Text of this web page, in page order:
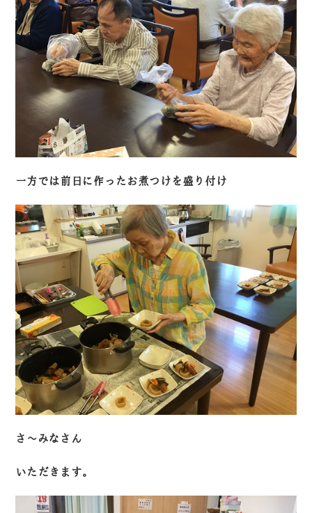
一方では前日に作ったお煮つけを盛り付け
さ～みなさん
いただきます。